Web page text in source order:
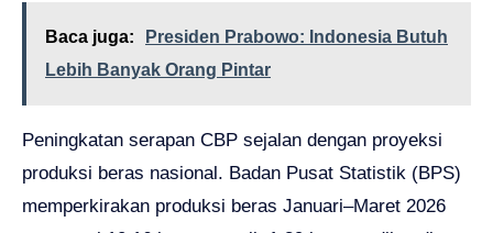
Baca juga:
Presiden Prabowo: Indonesia Butuh
Lebih Banyak Orang Pintar
Peningkatan serapan CBP sejalan dengan proyeksi
produksi beras nasional. Badan Pusat Statistik (BPS)
memperkirakan produksi beras Januari–Maret 2026